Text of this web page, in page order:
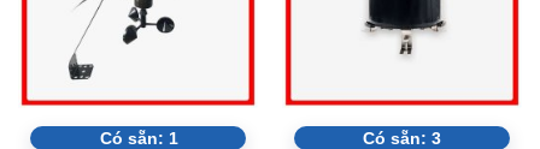
Có sẵn: 1 Có sẵn: 3